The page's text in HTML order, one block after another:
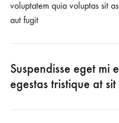
voluptatem quia voluptas sit
aut fugit
Suspendisse eget mi
egestas tristique at